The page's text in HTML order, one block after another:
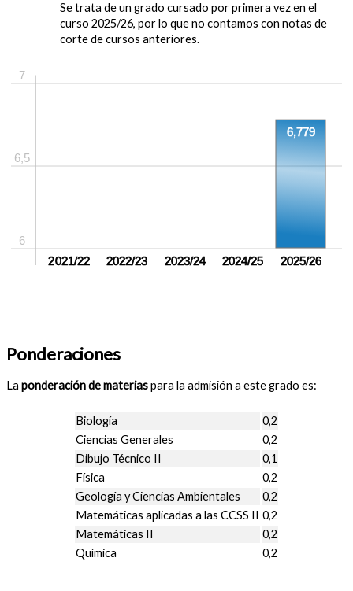
Se trata de un grado cursado por primera vez en el
curso 2025/26, por lo que no contamos con notas de
corte de cursos anteriores.
7
6
6,5
sin crear sin crear sin crear sin crear
6,779
2021/22 2022/23 2023/24 2024/25 2025/26
Ponderaciones
La ponderación de materiaspara la admisión a este grado es:
Biología
0,2
Ciencias Generales
0,2
Dibujo Técnico II
0,1
Física
0,2
Geología y Ciencias Ambientales
0,2
Matemáticas aplicadas a las CCSS II 0,2
Matemáticas II
0,2
Química
0,2